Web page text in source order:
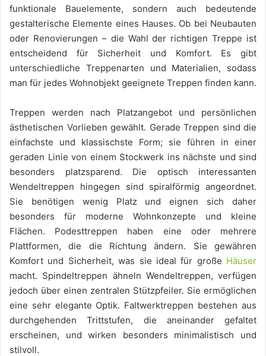
funktionale Bauelemente, sondern auch bedeutende
gestalterische Elemente eines Hauses. Ob bei Neubauten
oder Renovierungen – die Wahl der richtigen Treppe ist
entscheidend für Sicherheit und Komfort. Es gibt
unterschiedliche Treppenarten und Materialien, sodass
man für jedes Wohnobjekt geeignete Treppen finden kann.
Treppen werden nach Platzangebot und persönlichen
ästhetischen Vorlieben gewählt. Gerade Treppen sind die
einfachste und klassischste Form; sie führen in einer
geraden Linie von einem Stockwerk ins nächste und sind
besonders platzsparend. Die optisch interessanten
Wendeltreppen hingegen sind spiralförmig angeordnet.
Sie benötigen wenig Platz und eignen sich daher
besonders für moderne Wohnkonzepte und kleine
Flächen. Podesttreppen haben eine oder mehrere
Plattformen, die die Richtung ändern. Sie gewähren
Komfort und Sicherheit, was sie ideal für große Häuser
macht. Spindeltreppen ähneln Wendeltreppen, verfügen
jedoch über einen zentralen Stützpfeiler. Sie ermöglichen
eine sehr elegante Optik. Faltwerktreppen bestehen aus
durchgehenden Trittstufen, die aneinander gefaltet
erscheinen, und wirken besonders minimalistisch und
stilvoll.